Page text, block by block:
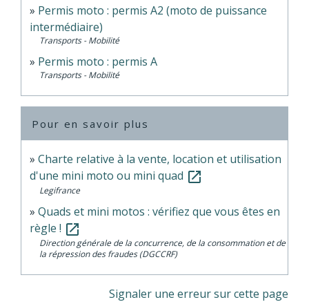
Permis moto : permis A2 (moto de puissance
intermédiaire)
Transports - Mobilité
Permis moto : permis A
Transports - Mobilité
Pour en savoir plus
Charte relative à la vente, location et utilisation
d'une mini moto ou mini quad open_in_new
Legifrance
Quads et mini motos : vérifiez que vous êtes en
règle ! open_in_new
Direction générale de la concurrence, de la consommation et de
la répression des fraudes (DGCCRF)
Signaler une erreur sur cette page